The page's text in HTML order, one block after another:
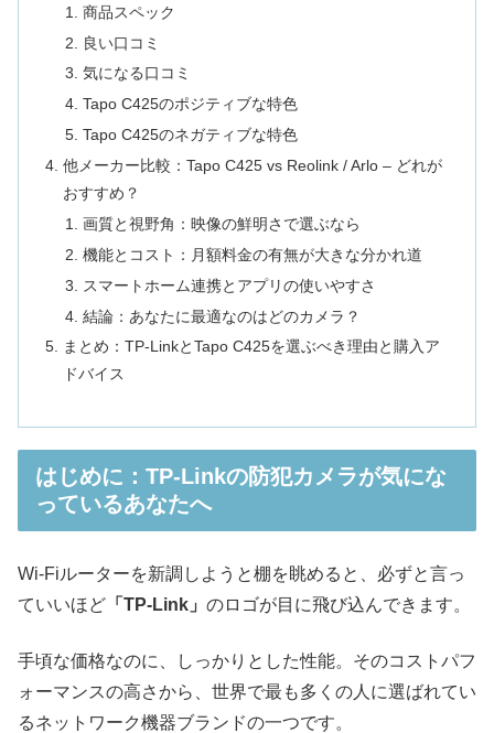
商品スペック
良い口コミ
気になる口コミ
Tapo C425のポジティブな特色
Tapo C425のネガティブな特色
他メーカー比較：Tapo C425 vs Reolink / Arlo – どれが
おすすめ？
画質と視野角：映像の鮮明さで選ぶなら
機能とコスト：月額料金の有無が大きな分かれ道
スマートホーム連携とアプリの使いやすさ
結論：あなたに最適なのはどのカメラ？
まとめ：TP-LinkとTapo C425を選ぶべき理由と購入ア
ドバイス
はじめに：TP-Linkの防犯カメラが気にな
っているあなたへ
Wi-Fiルーターを新調しようと棚を眺めると、必ずと言っ
ていいほど 「TP-Link」 のロゴが目に飛び込んできます。
手頃な価格なのに、しっかりとした性能。そのコストパフ
ォーマンスの高さから、世界で最も多くの人に選ばれてい
るネットワーク機器ブランドの一つです。